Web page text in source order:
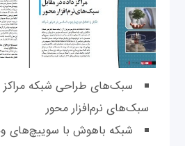
سبک‌های طراحی شبکه مراکز
سبک‌های نرم‌افزار محور
شبکه باهوش با سوییچ‌های